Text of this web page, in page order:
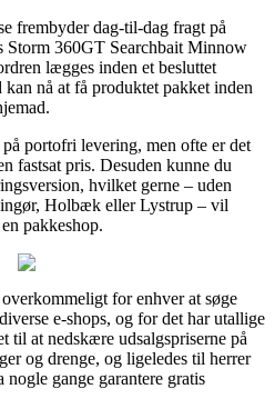
frembyder dag-til-dag fragt på
Storm 360GT Searchbait Minnow
lægges inden et besluttet
nå at få produktet pakket inden
portofri levering, men ofte er det
fastsat pris. Desuden kunne du
hvilket gerne – uden
Holbæk eller Lystrup – vil
pakkeshop.
for enhver at søge
e-shops, og for det har utallige
til at nedskære udsalgspriserne på
og drenge, og ligeledes til herrer
gange garantere gratis